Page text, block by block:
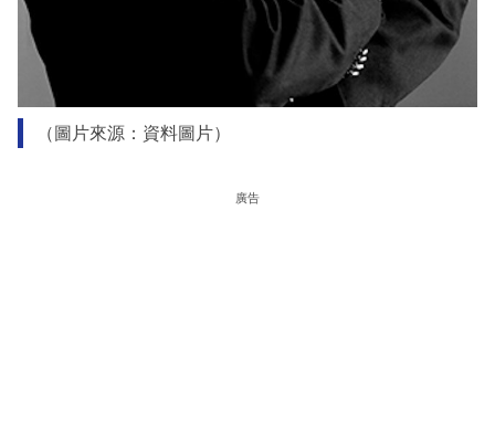
（圖片來源：資料圖片）
廣告